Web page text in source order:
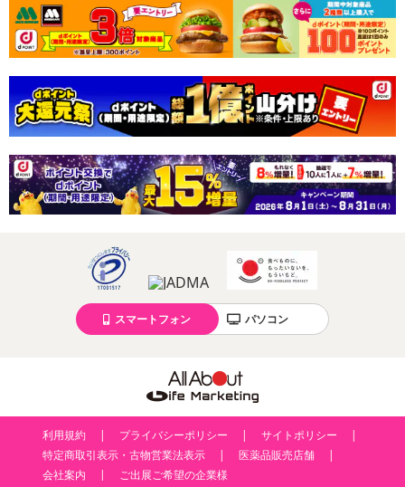
スマートフォン パソコン
利用規約 プライバシーポリシー
サイトポリシー
特定商取引表示・古物営業法表示
医薬品販売店舗
会社案内
ご出展ご希望の企業様